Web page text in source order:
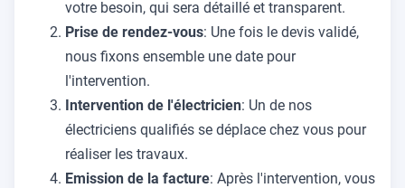
votre besoin, qui sera détaillé et transparent.
Prise de rendez-vous: Une fois le devis validé,
nous fixons ensemble une date pour
l'intervention.
Intervention de l'électricien: Un de nos
électriciens qualifiés se déplace chez vous pour
réaliser les travaux.
Emission de la facture: Après l'intervention, vous